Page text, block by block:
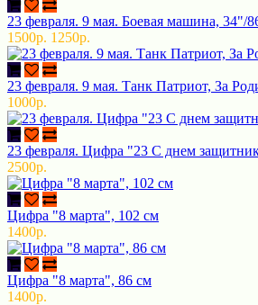
23 февраля. 9 мая. Боевая машина, 34"/
1500р. 1250р.
23 февраля. 9 мая. Танк Патриот, За
1000р.
23 февраля. Цифра "23 С днем
2500р.
Цифра "8 марта", 102 см
1400р.
Цифра "8 марта", 86 см
1400р.